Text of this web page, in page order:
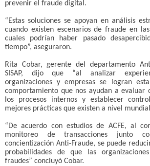
prevenir el fraude digital.
“Estas soluciones se apoyan en análisis
cuando existen escenarios de fraude en
cuales podrían haber pasado
tiempo”, aseguraron.
Rita Cobar, gerente del departamento
SISAP, dijo que “al analizar
organizaciones y empresas se logran
comportamiento que nos ayudan a evaluar
los procesos internos y establecer
mejores prácticas que existen a nivel
“De acuerdo con estudios de ACFE, al
monitoreo de transacciones junto
concientización Anti-Fraude, se puede
probabilidades de que las
fraudes” concluyó Cobar.